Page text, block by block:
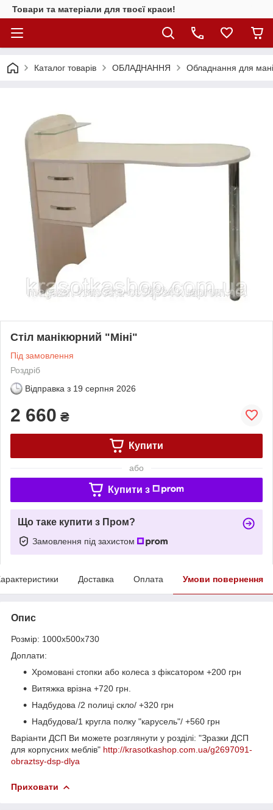
Товари та матеріали для твоєї краси!
Каталог товарiв ОБЛАДНАННЯ Обладнання для
Стіл манікюрний "Міні"
Під замовлення
Роздріб
Відправка з 19 серпня 2026
2 660 ₴
Купити
або
Купити з
Що таке купити з Пром?
Замовлення під захистом
Доставка Оплата Умови повернення
Опис
Розмір: 1000х500х730
Доплати:
Хромовані стопки або колеса з фіксатором +200 грн
Витяжка врізна +720 грн.
Надбудова /2 полиці скло/ +320 грн
Надбудова/1 кругла полку "карусель"/ +560 грн
Варіанти ДСП Ви можете розглянути у розділі: "Зразки ДСП
для корпусних меблів" http://krasotkashop.com.ua/g2697091-
obraztsy-dsp-dlya
Приховати